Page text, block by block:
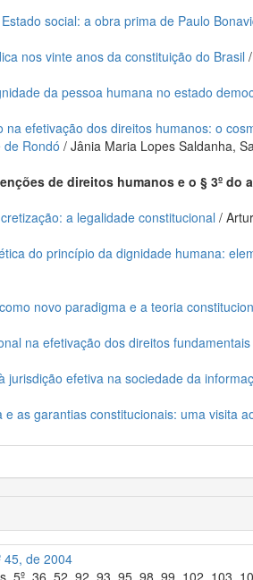
social: a obra prima de Paulo
nos vinte anos da constituição do Brasil
da pessoa humana no estado
na efetivação dos direitos humanos: o
de Rondó / Jânia Maria Lopes Saldanha,
de direitos humanos e o § 3º do
a legalidade constitucional /
do princípio da dignidade humana:
novo paradigma e a teoria
na efetivação dos direitos fundamentais
jurisdição efetiva na sociedade da
e as garantias constitucionais: uma visita
45, de 2004
5º, 36, 52, 92, 93, 95, 98, 99, 102, 103,